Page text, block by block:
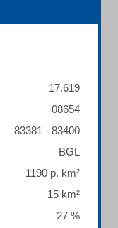
17.619
08654
83381 - 83400
BGL
1190 p. km²
15 km²
27 %